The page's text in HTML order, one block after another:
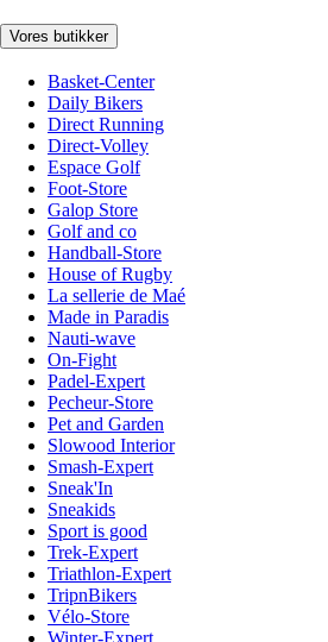
Vores butikker
Basket-Center
Daily Bikers
Direct Running
Direct-Volley
Espace Golf
Foot-Store
Galop Store
Golf and co
Handball-Store
House of Rugby
La sellerie de Maé
Made in Paradis
Nauti-wave
On-Fight
Padel-Expert
Pecheur-Store
Pet and Garden
Slowood Interior
Smash-Expert
Sneak'In
Sneakids
Sport is good
Trek-Expert
Triathlon-Expert
TripnBikers
Vélo-Store
Winter-Expert